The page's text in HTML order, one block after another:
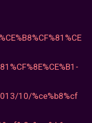
10/%ce%b8%cf